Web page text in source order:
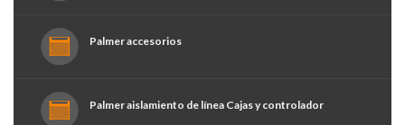
Palmer accesorios
Palmer aislamiento de línea Cajas y controlador